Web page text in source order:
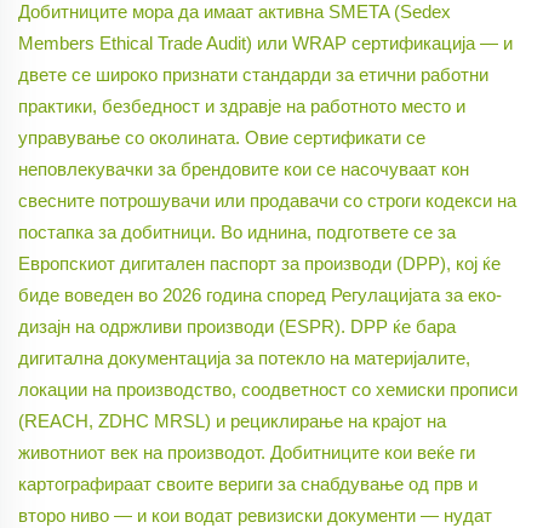
Добитниците мора да имаат активна SMETA (Sedex
Members Ethical Trade Audit) или WRAP сертификација — и
двете се широко признати стандарди за етични работни
практики, безбедност и здравје на работното место и
управување со околината. Овие сертификати се
неповлекувачки за брендовите кои се насочуваат кон
свесните потрошувачи или продавачи со строги кодекси на
постапка за добитници. Во иднина, подгответе се за
Европскиот дигитален паспорт за производи (DPP), кој ќе
биде воведен во 2026 година според Регулацијата за еко-
дизајн на одржливи производи (ESPR). DPP ќе бара
дигитална документација за потекло на материјалите,
локации на производство, соодветност со хемиски прописи
(REACH, ZDHC MRSL) и рециклирање на крајот на
животниот век на производот. Добитниците кои веќе ги
картографираат своите вериги за снабдување од прв и
второ ниво — и кои водат ревизиски документи — нудат